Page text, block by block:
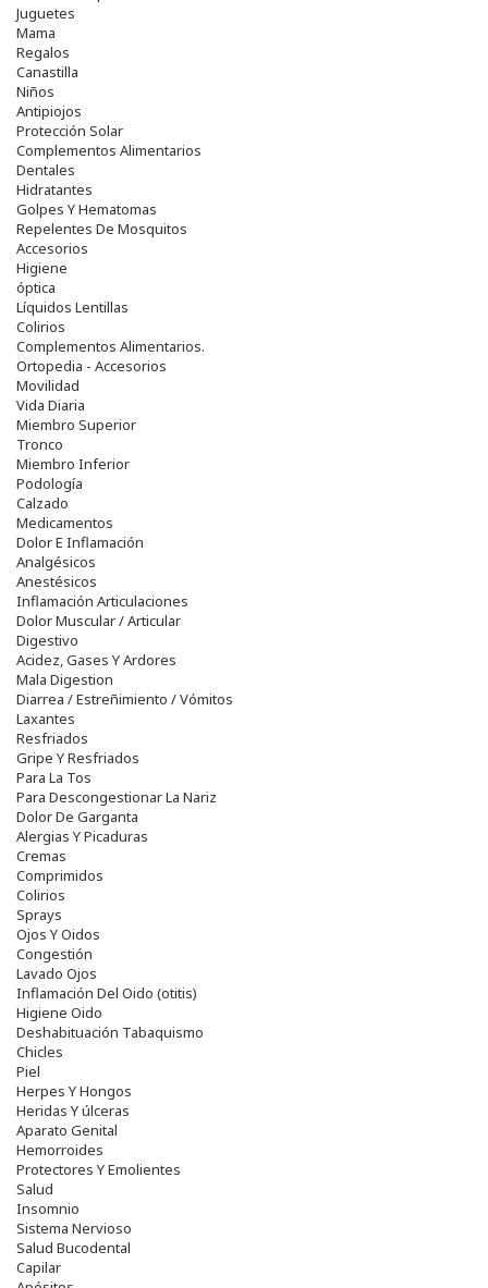
Juguetes
Mama
Regalos
Canastilla
Niños
Antipiojos
Protección Solar
Complementos Alimentarios
Dentales
Hidratantes
Golpes Y Hematomas
Repelentes De Mosquitos
Accesorios
Higiene
óptica
Líquidos Lentillas
Colirios
Complementos Alimentarios.
Ortopedia - Accesorios
Movilidad
Vida Diaria
Miembro Superior
Tronco
Miembro Inferior
Podología
Calzado
Medicamentos
Dolor E Inflamación
Analgésicos
Anestésicos
Inflamación Articulaciones
Dolor Muscular / Articular
Digestivo
Acidez, Gases Y Ardores
Mala Digestion
Diarrea / Estreñimiento / Vómitos
Laxantes
Resfriados
Gripe Y Resfriados
Para La Tos
Para Descongestionar La Nariz
Dolor De Garganta
Alergias Y Picaduras
Cremas
Comprimidos
Colirios
Sprays
Ojos Y Oidos
Congestión
Lavado Ojos
Inflamación Del Oido (otitis)
Higiene Oido
Deshabituación Tabaquismo
Chicles
Piel
Herpes Y Hongos
Heridas Y úlceras
Aparato Genital
Hemorroides
Protectores Y Emolientes
Salud
Insomnio
Sistema Nervioso
Salud Bucodental
Capilar